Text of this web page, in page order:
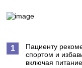
Пациенту
спортом и
включая питание.